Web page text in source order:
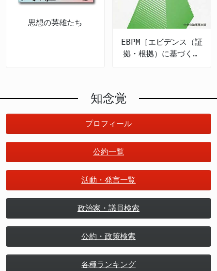
思想の英雄たち
EBPM［エビデンス（証
拠・根拠）に基づく政
知念覚
プロフィール
公約一覧
活動・発言一覧
政治家・議員検索
公約・政策検索
各種ランキング